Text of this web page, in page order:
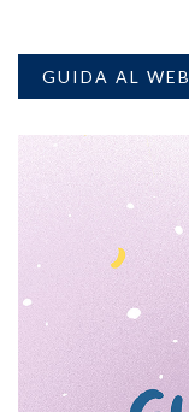
GUIDA AL WEB